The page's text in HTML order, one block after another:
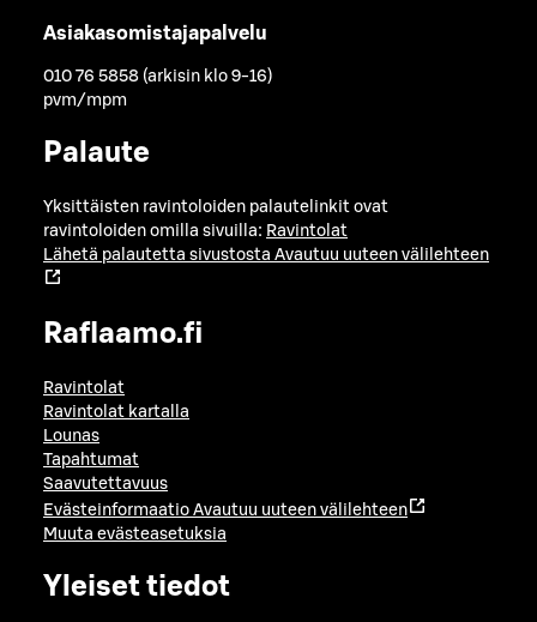
Asiakasomistajapalvelu
010 76 5858 (arkisin klo 9-16)
pvm/mpm
Palaute
Yksittäisten ravintoloiden palautelinkit ovat
ravintoloiden omilla sivuilla: Ravintolat
Lähetä palautetta sivustosta Avautuu uuteen välilehteen
Raflaamo.fi
Ravintolat
Ravintolat kartalla
Lounas
Tapahtumat
Saavutettavuus
Evästeinformaatio Avautuu uuteen välilehteen
Muuta evästeasetuksia
Yleiset tiedot